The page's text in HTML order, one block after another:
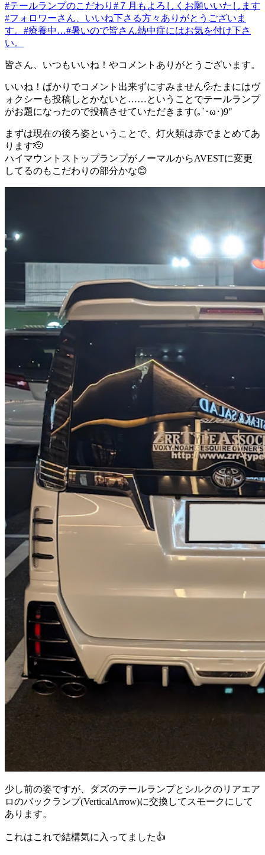
#テールランプのこだわり #７月もよろしくお願いいたします
#フォロワーさん、いいね下さる方々ありがとうございま
す。 #療養中…#暑いので皆さん熱中症にはお気を付け下さ
い。
皆さん、いつもいいね！やコメントありがとうございます。
いいね！ばかりでコメント出来ずにすみません💦たまにはヴ
ォクシーも投稿しとかないと……ということでテールランプ
がお題になったので投稿させていただきます(｡`･ω･)9"
まずは現在の後ろ姿ということで、灯火類は赤でまとめてあ
ります🫡
ハイマウントストップランプがノーマルからAVESTに変更
してるのもこだわりの部分かな😊
少し前の姿ですが、ダズのテールランプとシルクのリアエア
ロのバックランプ(VerticalArrow)に交換してスモークにして
あります。
これはこれで結構気に入ってました👍